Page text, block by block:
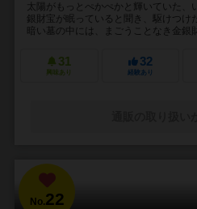
太陽がもっとぺかぺかと輝いていた、
銀財宝が眠っていると聞き、駆けつけ
暗い墓の中には、まごうことなき金
31
興味あり
32
経験あり
No.22